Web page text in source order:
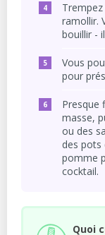
ramollir.
bouillir -
Vous
pour
Presque
masse,
ou des
des pots
pomme
cocktail.
Quoi